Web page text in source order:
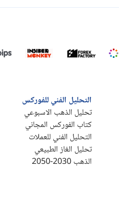
التحليل الفني للفوركس
تحليل الذهب الاسبوعي
كتاب الفوركس المجاني
التحليل الفني للعملات
تحليل الغاز الطبيعي
الذهب 2030-2050